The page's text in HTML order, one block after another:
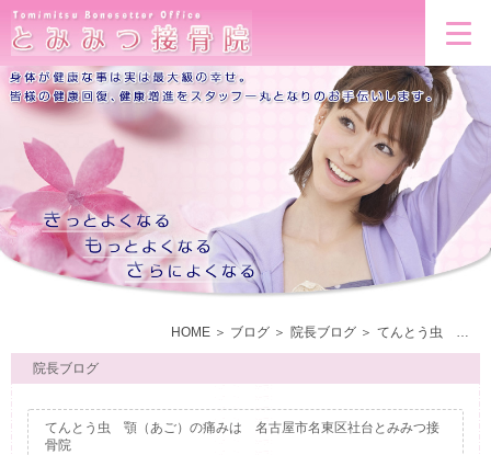
HOME ブログ 院長ブログ てんとう虫 顎（あご）の痛みは 名古屋市名東区社台とみみつ接骨院
院長ブログ
てんとう虫 顎（あご）の痛みは 名古屋市名東区社台とみみつ接
骨院